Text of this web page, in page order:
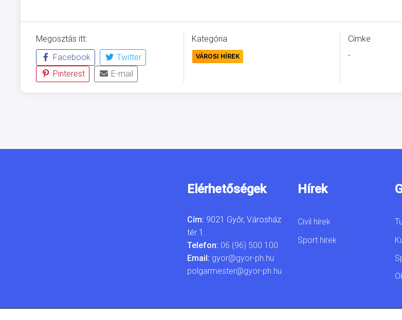
Megosztás itt:
Facebook
Twitter
Pinterest
E-mail
Kategória
VÁROSI HÍREK
Címke
-
Elérhetőségek
Cím: 9021 Győr, Városház
tér 1.
Telefon: 06 (96) 500 100
Email: gyor@gyor-ph.hu
polgarmester@gyor-ph.hu
Hírek
Civil hírek
Sport hírek